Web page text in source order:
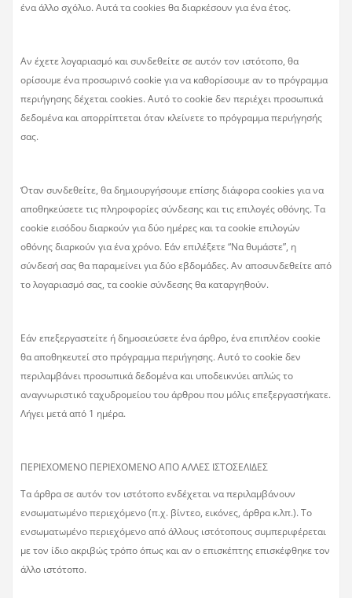
ένα άλλο σχόλιο. Αυτά τα cookies θα διαρκέσουν για ένα έτος.
Αν έχετε λογαριασμό και συνδεθείτε σε αυτόν τον ιστότοπο, θα
ορίσουμε ένα προσωρινό cookie για να καθορίσουμε αν το πρόγραμμα
περιήγησης δέχεται cookies. Αυτό το cookie δεν περιέχει προσωπικά
δεδομένα και απορρίπτεται όταν κλείνετε το πρόγραμμα περιήγησής
σας.
Όταν συνδεθείτε, θα δημιουργήσουμε επίσης διάφορα cookies για να
αποθηκεύσετε τις πληροφορίες σύνδεσης και τις επιλογές οθόνης. Τα
cookie εισόδου διαρκούν για δύο ημέρες και τα cookie επιλογών
οθόνης διαρκούν για ένα χρόνο. Εάν επιλέξετε “Να θυμάστε”, η
σύνδεσή σας θα παραμείνει για δύο εβδομάδες. Αν αποσυνδεθείτε από
το λογαριασμό σας, τα cookie σύνδεσης θα καταργηθούν.
Εάν επεξεργαστείτε ή δημοσιεύσετε ένα άρθρο, ένα επιπλέον cookie
θα αποθηκευτεί στο πρόγραμμα περιήγησης. Αυτό το cookie δεν
περιλαμβάνει προσωπικά δεδομένα και υποδεικνύει απλώς το
αναγνωριστικό ταχυδρομείου του άρθρου που μόλις επεξεργαστήκατε.
Λήγει μετά από 1 ημέρα.
ΠΕΡΙΕΧΟΜΕΝΟ ΠΕΡΙΕΧΟΜΕΝΟ ΑΠΟ ΑΛΛΕΣ ΙΣΤΟΣΕΛΙΔΕΣ
Τα άρθρα σε αυτόν τον ιστότοπο ενδέχεται να περιλαμβάνουν
ενσωματωμένο περιεχόμενο (π.χ. βίντεο, εικόνες, άρθρα κ.λπ.). Το
ενσωματωμένο περιεχόμενο από άλλους ιστότοπους συμπεριφέρεται
με τον ίδιο ακριβώς τρόπο όπως και αν ο επισκέπτης επισκέφθηκε τον
άλλο ιστότοπο.